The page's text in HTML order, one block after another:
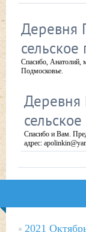
Деревня
сельское
Спасибо, Анатолий,
Подмосковье.
Деревня
Спасибо и Вам.
адрес:
2021